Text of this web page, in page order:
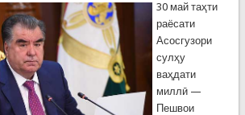
30 май таҳти
раёсати
Асосгузори
сулҳу
ваҳдати
миллӣ —
Пешвои